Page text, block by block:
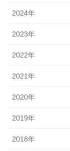
2024年
2023年
2022年
2021年
2020年
2019年
2018年